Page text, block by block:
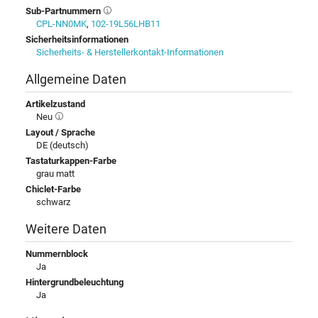
Sub-Partnummern
CPL-NN0MK, 102-19L56LHB11
Sicherheitsinformationen
Sicherheits- & Herstellerkontakt-Informationen
Allgemeine Daten
Artikelzustand
Neu
Layout / Sprache
DE (deutsch)
Tastaturkappen-Farbe
grau matt
Chiclet-Farbe
schwarz
Weitere Daten
Nummernblock
Ja
Hintergrundbeleuchtung
Ja